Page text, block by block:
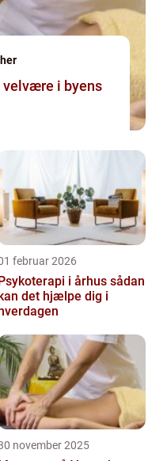
velvære i byens
februar 2026
i århus sådan
det hjælpe dig i
november 2025